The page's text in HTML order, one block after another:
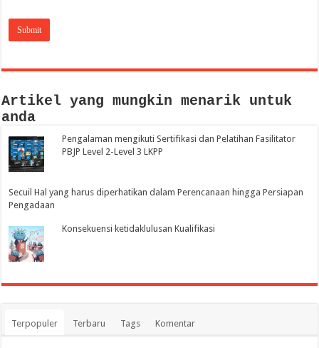
Artikel yang mungkin menarik untuk
anda
Pengalaman mengikuti Sertifikasi dan Pelatihan Fasilitator
PBJP Level 2-Level 3 LKPP
Secuil Hal yang harus diperhatikan dalam Perencanaan hingga Persiapan
Pengadaan
Konsekuensi ketidaklulusan Kualifikasi
Terpopuler Terbaru Tags Komentar